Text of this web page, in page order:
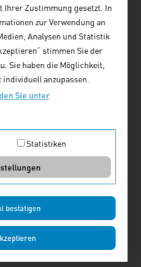
Ihrer Zustimmung gesetzt. In
zur Verwendung an
Analysen und Statistik
stimmen Sie der
Sie haben die Möglichkeit,
anzupassen.
Sie unter
Statistiken
bestätigen
der